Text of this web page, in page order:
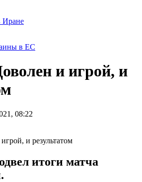
Иране
в ЕС
и игрой, и
08:22
итоги матча